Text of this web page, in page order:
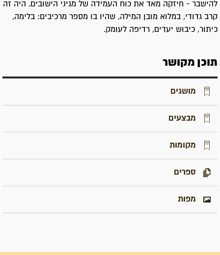
להישבר - חיזקה מאד את כוח העמידה של מגיני הישובים. היה זה
קרב גדודי, במלוא מובן המילה, שהיו בו מספר מרכיבים: בלימה,
כיתור, כיבוש יעדים, רדיפה לעומק.
תוכן מקושר
מושגים
מבצעים
מקומות
ספרים
מפות